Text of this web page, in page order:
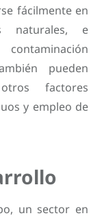
fácilmente en
naturales, e
pueden
factores
y empleo de
un sector en